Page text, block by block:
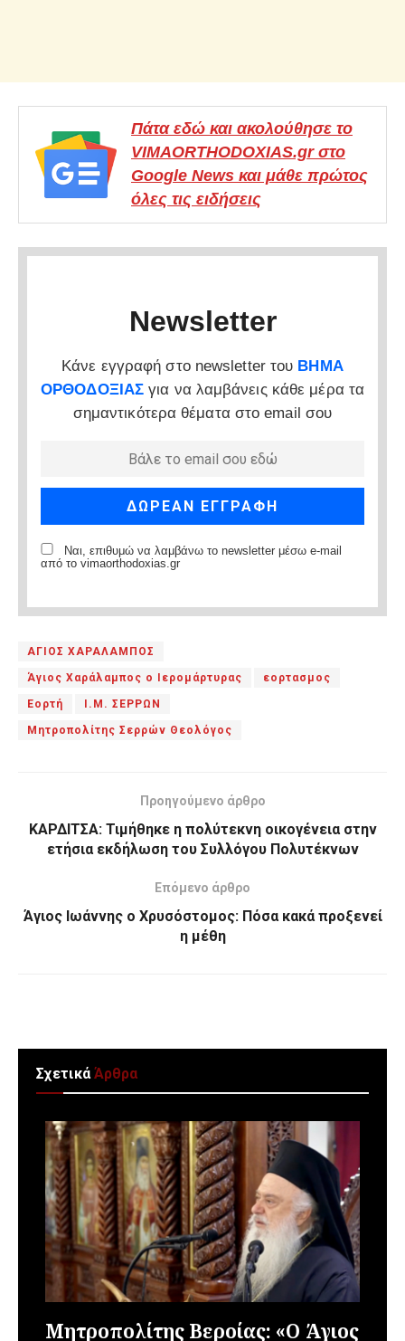
Πάτα εδώ και ακολούθησε το
VIMAORTHODOXIAS.gr στο
Google News και μάθε πρώτος
όλες τις ειδήσεις
Newsletter
Κάνε εγγραφή στο newsletter του ΒΗΜΑ
ΟΡΘΟΔΟΞΙΑΣ για να λαμβάνεις κάθε μέρα τα
σημαντικότερα θέματα στο email σου
Ναι, επιθυμώ να λαμβάνω το newsletter μέσω e-mail
από το vimaorthodoxias.gr
ΑΓΙΟΣ ΧΑΡΑΛΑΜΠΟΣ
Άγιος Χαράλαμπος ο Ιερομάρτυρας εορτασμος
Εορτή Ι.Μ. ΣΕΡΡΩΝ
Μητροπολίτης Σερρών Θεολόγος
Προηγούμενο άρθρο
ΚΑΡΔΙΤΣΑ: Τιμήθηκε η πολύτεκνη οικογένεια στην
ετήσια εκδήλωση του Συλλόγου Πολυτέκνων
Επόμενο άρθρο
Άγιος Ιωάννης ο Χρυσόστομος: Πόσα κακά προξενεί
η μέθη
ΣχετικάΆρθρα
Μητροπολίτης Βεροίας: «Ο Άγιος